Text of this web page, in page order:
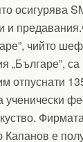
осигурява
и
чийто
„Българе”,
отпуснати
е